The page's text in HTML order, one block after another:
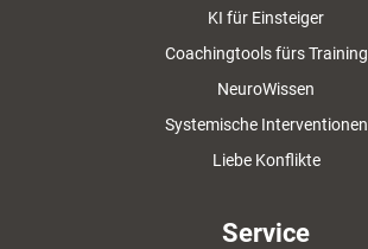
KI für Einsteiger
Coachingtools fürs Training
NeuroWissen
Systemische Interventionen
Liebe Konflikte
Service